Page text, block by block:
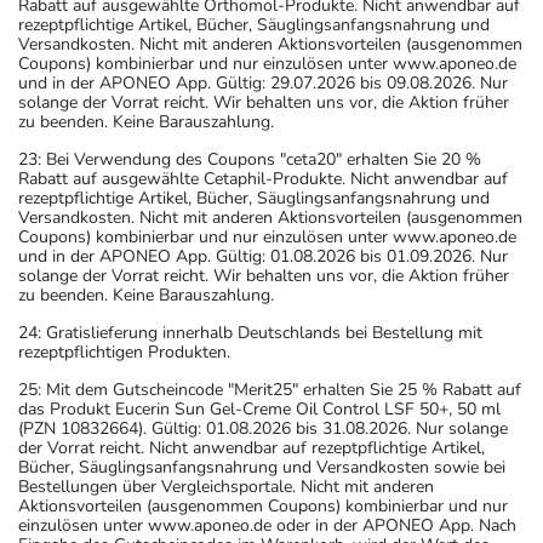
Rabatt auf ausgewählte Orthomol-Produkte. Nicht anwendbar auf
rezeptpflichtige Artikel, Bücher, Säuglingsanfangsnahrung und
Versandkosten. Nicht mit anderen Aktionsvorteilen (ausgenommen
Coupons) kombinierbar und nur einzulösen unter www.aponeo.de
und in der APONEO App. Gültig: 29.07.2026 bis 09.08.2026. Nur
solange der Vorrat reicht. Wir behalten uns vor, die Aktion früher
zu beenden. Keine Barauszahlung.
23: Bei Verwendung des Coupons "ceta20" erhalten Sie 20 %
Rabatt auf ausgewählte Cetaphil-Produkte. Nicht anwendbar auf
rezeptpflichtige Artikel, Bücher, Säuglingsanfangsnahrung und
Versandkosten. Nicht mit anderen Aktionsvorteilen (ausgenommen
Coupons) kombinierbar und nur einzulösen unter www.aponeo.de
und in der APONEO App. Gültig: 01.08.2026 bis 01.09.2026. Nur
solange der Vorrat reicht. Wir behalten uns vor, die Aktion früher
zu beenden. Keine Barauszahlung.
24: Gratislieferung innerhalb Deutschlands bei Bestellung mit
rezeptpflichtigen Produkten.
25: Mit dem Gutscheincode "Merit25" erhalten Sie 25 % Rabatt auf
das Produkt Eucerin Sun Gel-Creme Oil Control LSF 50+, 50 ml
(PZN 10832664). Gültig: 01.08.2026 bis 31.08.2026. Nur solange
der Vorrat reicht. Nicht anwendbar auf rezeptpflichtige Artikel,
Bücher, Säuglingsanfangsnahrung und Versandkosten sowie bei
Bestellungen über Vergleichsportale. Nicht mit anderen
Aktionsvorteilen (ausgenommen Coupons) kombinierbar und nur
einzulösen unter www.aponeo.de oder in der APONEO App. Nach